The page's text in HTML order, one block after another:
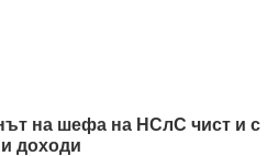
на шефа на НСлС чист и с
доходи